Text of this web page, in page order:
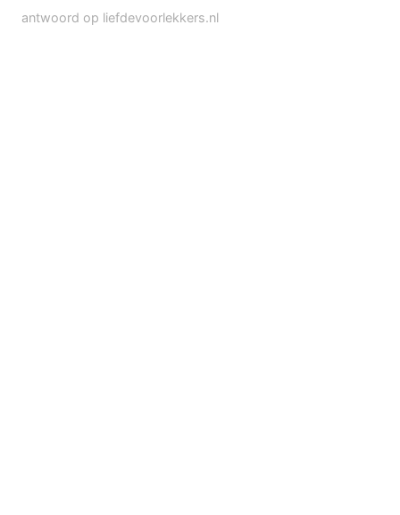
antwoord op liefdevoorlekkers.nl